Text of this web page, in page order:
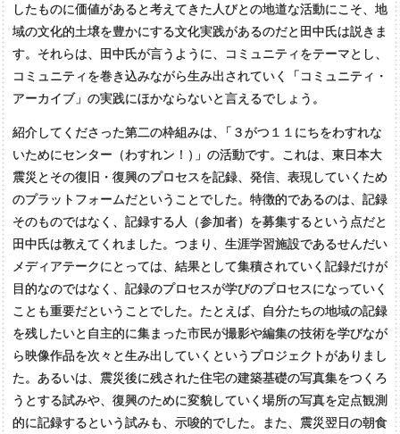
したものに価値があると考えてきた人びとの地道な活動にこそ、地
域の文化的土壌を豊かにする文化実践があるのだと田中氏は説きま
す。それらは、田中氏が言うように、コミュニティをテーマとし、
コミュニティを巻き込みながら生み出されていく「コミュニティ・
アーカイブ」の実践にほかならないと言えるでしょう。
紹介してくださった第二の枠組みは、
「３がつ１１にちをわすれな
いためにセンター（わすれン！ ） 」の活動です。これは、東日本大
震災とその復旧・復興のプロセスを記録、発信、表現していくため
のプラットフォームだということでした。特徴的であるのは、記録
そのものではなく、記録する人（参加者）を募集するという点だと
田中氏は教えてくれました。つまり、生涯学習施設であるせんだい
メディアテークにとっては、結果として集積されていく記録だけが
目的なのではなく、記録のプロセスが学びのプロセスになっていく
ことも重要だということでした。たとえば、自分たちの地域の記録
を残したいと自主的に集まった市民が撮影や編集の技術を学びなが
ら映像作品を次々と生み出していくというプロジェクトがありまし
た。あるいは、震災後に残された住宅の建築基礎の写真集をつくろ
うとする試みや、復興のために変貌していく場所の写真を定点観測
的に記録するという試みも、示唆的でした。また、震災翌日の朝食